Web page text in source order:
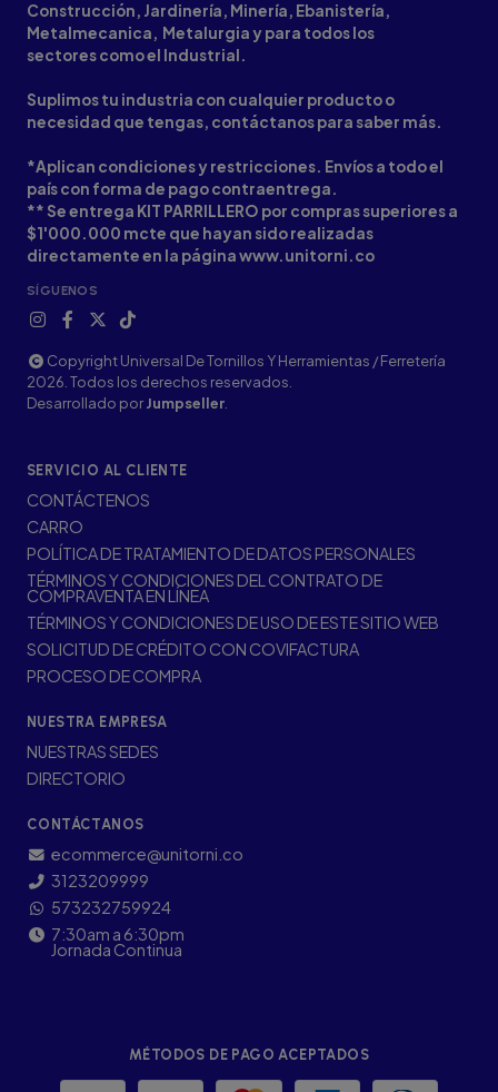
Construcción, Jardinería, Minería, Ebanistería,
Metalmecanica, Metalurgia y para todos los
sectores como el Industrial.
Suplimos tu industria con cualquier producto o
necesidad que tengas, contáctanos para saber más.
*Aplican condiciones y restricciones. Envíos a todo el
país con forma de pago contraentrega.
** Se entrega KIT PARRILLERO por compras superiores a
$1'000.000 mcte que hayan sido realizadas
directamente en la página www.unitorni.co
SÍGUENOS
Copyright Universal De Tornillos Y Herramientas / Ferretería
2026. Todos los derechos reservados.
Desarrollado porJumpseller
SERVICIO AL CLIENTE
CONTÁCTENOS
CARRO
POLÍTICA DE TRATAMIENTO DE DATOS PERSONALES
TÉRMINOS Y CONDICIONES DEL CONTRATO DE
COMPRAVENTA EN LÍNEA
TÉRMINOS Y CONDICIONES DE USO DE ESTE SITIO WEB
SOLICITUD DE CRÉDITO CON COVIFACTURA
PROCESO DE COMPRA
NUESTRA EMPRESA
NUESTRAS SEDES
DIRECTORIO
CONTÁCTANOS
ecommerce@unitorni.co
3123209999
573232759924
7:30am a 6:30pm
Jornada Continua
MÉTODOS DE PAGO ACEPTADOS